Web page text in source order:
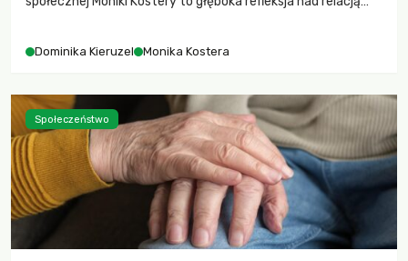
Dominika Kieruzel Monika Kostera
Społeczeństwo